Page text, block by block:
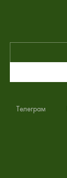
Телеграм